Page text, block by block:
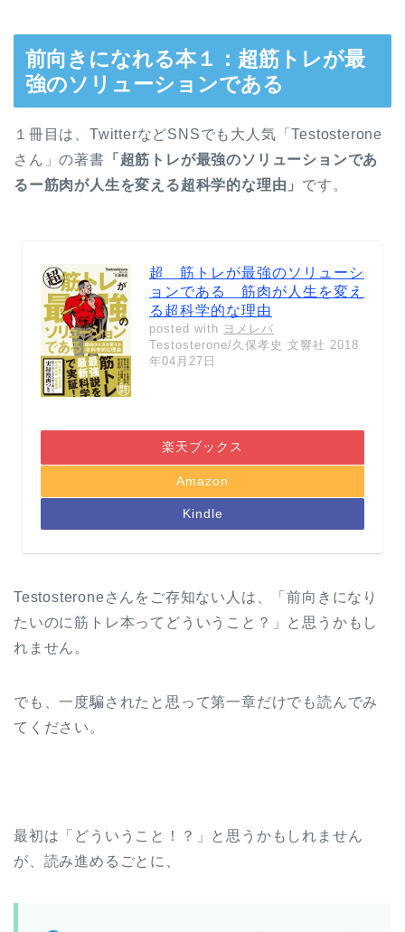
前向きになれる本１：超筋トレが最
強のソリューションである
１冊目は、TwitterなどSNSでも大人気「Testosterone
さん」の著書 「超筋トレが最強のソリューションであ
るー筋肉が人生を変える超科学的な理由」 です。
超 筋トレが最強のソリューシ
ョンである 筋肉が人生を変え
る超科学的な理由
posted with ヨメレバ
Testosterone/久保孝史 文響社 2018
年04月27日
楽天ブックス
Amazon
Kindle
Testosteroneさんをご存知ない人は、「前向きになり
たいのに筋トレ本ってどういうこと？」と思うかもし
れません。
でも、一度騙されたと思って第一章だけでも読んでみ
てください。
最初は「どういうこと！？」と思うかもしれません
が、読み進めるごとに、